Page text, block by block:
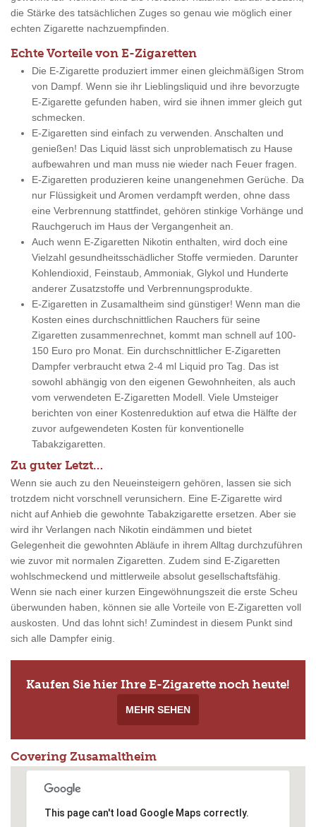
die Stärke des tatsächlichen Zuges so genau wie möglich einer
echten Zigarette nachzuempfinden.
Echte Vorteile von E-Zigaretten
Die E-Zigarette produziert immer einen gleichmäßigen Strom
von Dampf. Wenn sie ihr Lieblingsliquid und ihre bevorzugte
E-Zigarette gefunden haben, wird sie ihnen immer gleich gut
schmecken.
E-Zigaretten sind einfach zu verwenden. Anschalten und
genießen! Das Liquid lässt sich unproblematisch zu Hause
aufbewahren und man muss nie wieder nach Feuer fragen.
E-Zigaretten produzieren keine unangenehmen Gerüche. Da
nur Flüssigkeit und Aromen verdampft werden, ohne dass
eine Verbrennung stattfindet, gehören stinkige Vorhänge und
Rauchgeruch im Haus der Vergangenheit an.
Auch wenn E-Zigaretten Nikotin enthalten, wird doch eine
Vielzahl gesundheitsschädlicher Stoffe vermieden. Darunter
Kohlendioxid, Feinstaub, Ammoniak, Glykol und Hunderte
anderer Zusatzstoffe und Verbrennungsprodukte.
E-Zigaretten in Zusamaltheim sind günstiger! Wenn man die
Kosten eines durchschnittlichen Rauchers für seine
Zigaretten zusammenrechnet, kommt man schnell auf 100-
150 Euro pro Monat. Ein durchschnittlicher E-Zigaretten
Dampfer verbraucht etwa 2-4 ml Liquid pro Tag. Das ist
sowohl abhängig von den eigenen Gewohnheiten, als auch
vom verwendeten E-Zigaretten Modell. Viele Umsteiger
berichten von einer Kostenreduktion auf etwa die Hälfte der
zuvor aufgewendeten Kosten für konventionelle
Tabakzigaretten.
Zu guter Letzt…
Wenn sie auch zu den Neueinsteigern gehören, lassen sie sich
trotzdem nicht vorschnell verunsichern. Eine E-Zigarette wird
nicht auf Anhieb die gewohnte Tabakzigarette ersetzen. Aber sie
wird ihr Verlangen nach Nikotin eindämmen und bietet
Gelegenheit die gewohnten Abläufe in ihrem Alltag durchzuführen
wie zuvor mit normalen Zigaretten. Zudem sind E-Zigaretten
wohlschmeckend und mittlerweile absolut gesellschaftsfähig.
Wenn sie nach einer kurzen Eingewöhnungszeit die erste Scheu
überwunden haben, können sie alle Vorteile von E-Zigaretten voll
auskosten. Und das lohnt sich! Zumindest in diesem Punkt sind
sich alle Dampfer einig.
Kaufen Sie hier Ihre E-Zigarette noch heute!
MEHR SEHEN
Covering Zusamaltheim
This page can't load Google Maps correctly.